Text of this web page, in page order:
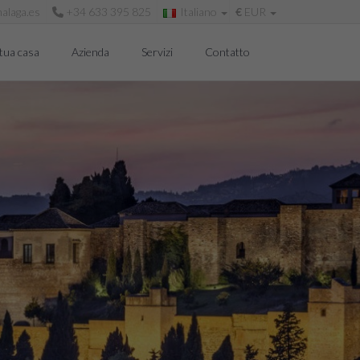
+34 633 395 825 Italiano € EUR
casa Azienda Servizi Contatto